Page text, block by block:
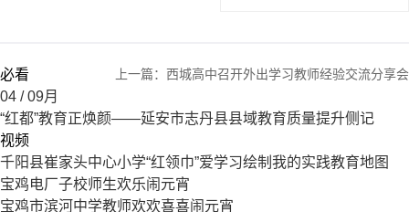
上一篇： 西城高中召开外出学习教师经验交流分享会
必看
04 / 09月
“红都”教育正焕颜——延安市志丹县县域教育质量提升侧记
视频
千阳县崔家头中心小学“红领巾”爱学习绘制我的实践教育地图
宝鸡电厂子校师生欢乐闹元宵
宝鸡市滨河中学教师欢欢喜喜闹元宵